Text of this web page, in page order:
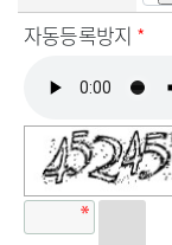
자동등록방지 *